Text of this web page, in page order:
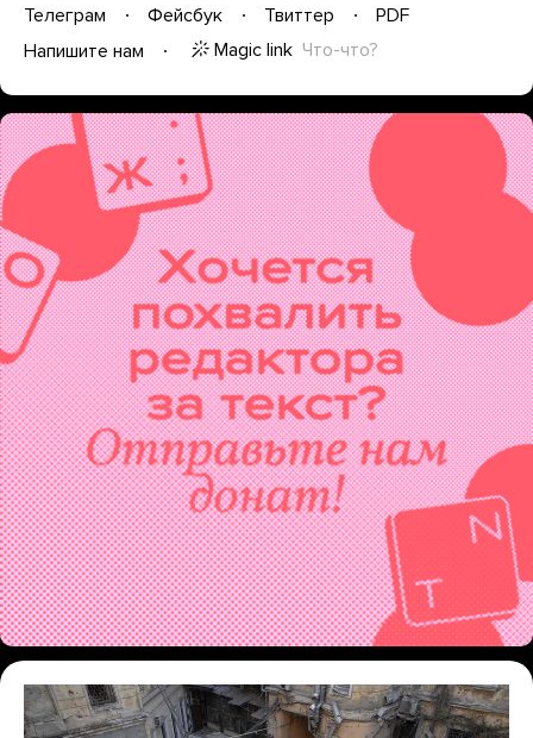
Телеграм Фейсбук Твиттер
PDF
Напишите нам
Magic link Что-что?